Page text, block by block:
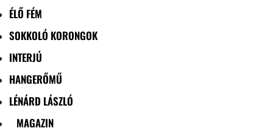
ÉLŐ FÉM
SOKKOLÓ KORONGOK
INTERJÚ
HANGERŐMŰ
LÉNÁRD LÁSZLÓ
MAGAZIN